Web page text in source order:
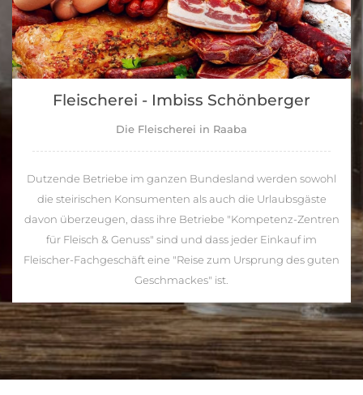
Fleischerei - Imbiss Schönberger
Die Fleischerei in Raaba
Dutzende Betriebe im ganzen Bundesland werden sowohl
die steirischen Konsumenten als auch die Urlaubsgäste
davon überzeugen, dass ihre Betriebe "Kompetenz-Zentren
für Fleisch & Genuss" sind und dass jeder Einkauf im
Fleischer-Fachgeschäft eine "Reise zum Ursprung des guten
Geschmackes" ist.